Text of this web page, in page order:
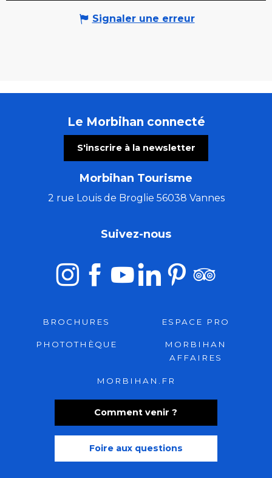
Signaler une erreur
Le Morbihan connecté
S'inscrire à la newsletter
Morbihan Tourisme
2 rue Louis de Broglie 56038 Vannes
Comment venir ?
Foire aux questions
Suivez-nous
BROCHURES ESPACE PRO
PHOTOTHÈQUE
MORBIHAN
AFFAIRES
MORBIHAN.FR